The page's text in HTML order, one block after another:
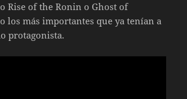
Rise of the Ronin o Ghost of
los más importantes que ya tenían a
protagonista.